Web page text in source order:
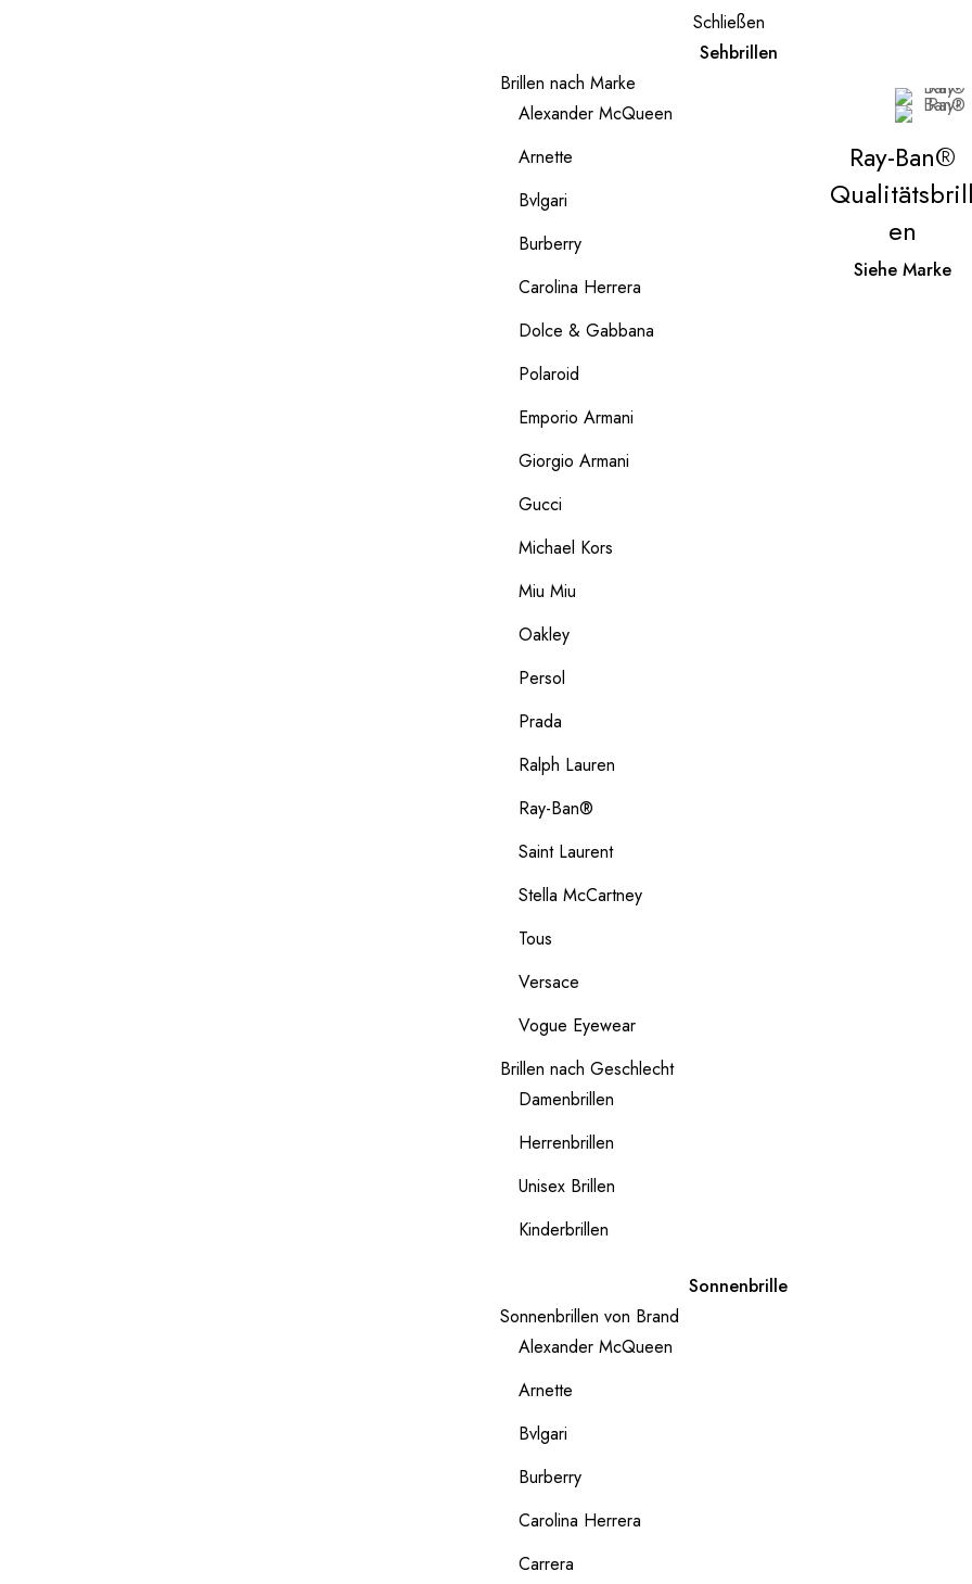
Schließen
Sehbrillen
Brillen nach Marke
Alexander McQueen
Arnette
Bvlgari
Burberry
Carolina Herrera
Dolce & Gabbana
Polaroid
Emporio Armani
Giorgio Armani
Gucci
Michael Kors
Miu Miu
Oakley
Persol
Prada
Ralph Lauren
Ray-Ban®
Saint Laurent
Stella McCartney
Tous
Versace
Vogue Eyewear
Brillen nach Geschlecht
Damenbrillen
Herrenbrillen
Unisex Brillen
Kinderbrillen
Ray-Ban®
en
Siehe Marke
Sonnenbrille
Sonnenbrillen von Brand
Alexander McQueen
Arnette
Bvlgari
Burberry
Carolina Herrera
Carrera